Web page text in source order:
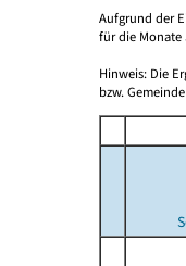
Aufgrund der
für die Monate
Hinweis: Die
bzw.